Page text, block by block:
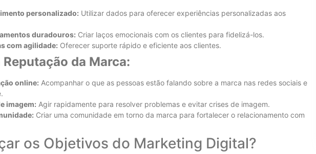
personalizado: Utilizar dados para oferecer experiências personalizadas aos
duradouros: Criar laços emocionais com os clientes para fidelizá-los.
com agilidade: Oferecer suporte rápido e eficiente aos clientes.
da Marca:
online: Acompanhar o que as pessoas estão falando sobre a marca nas redes sociais e
imagem: Agir rapidamente para resolver problemas e evitar crises de imagem.
Criar uma comunidade em torno da marca para fortalecer o relacionamento com
os Objetivos do Marketing Digital?